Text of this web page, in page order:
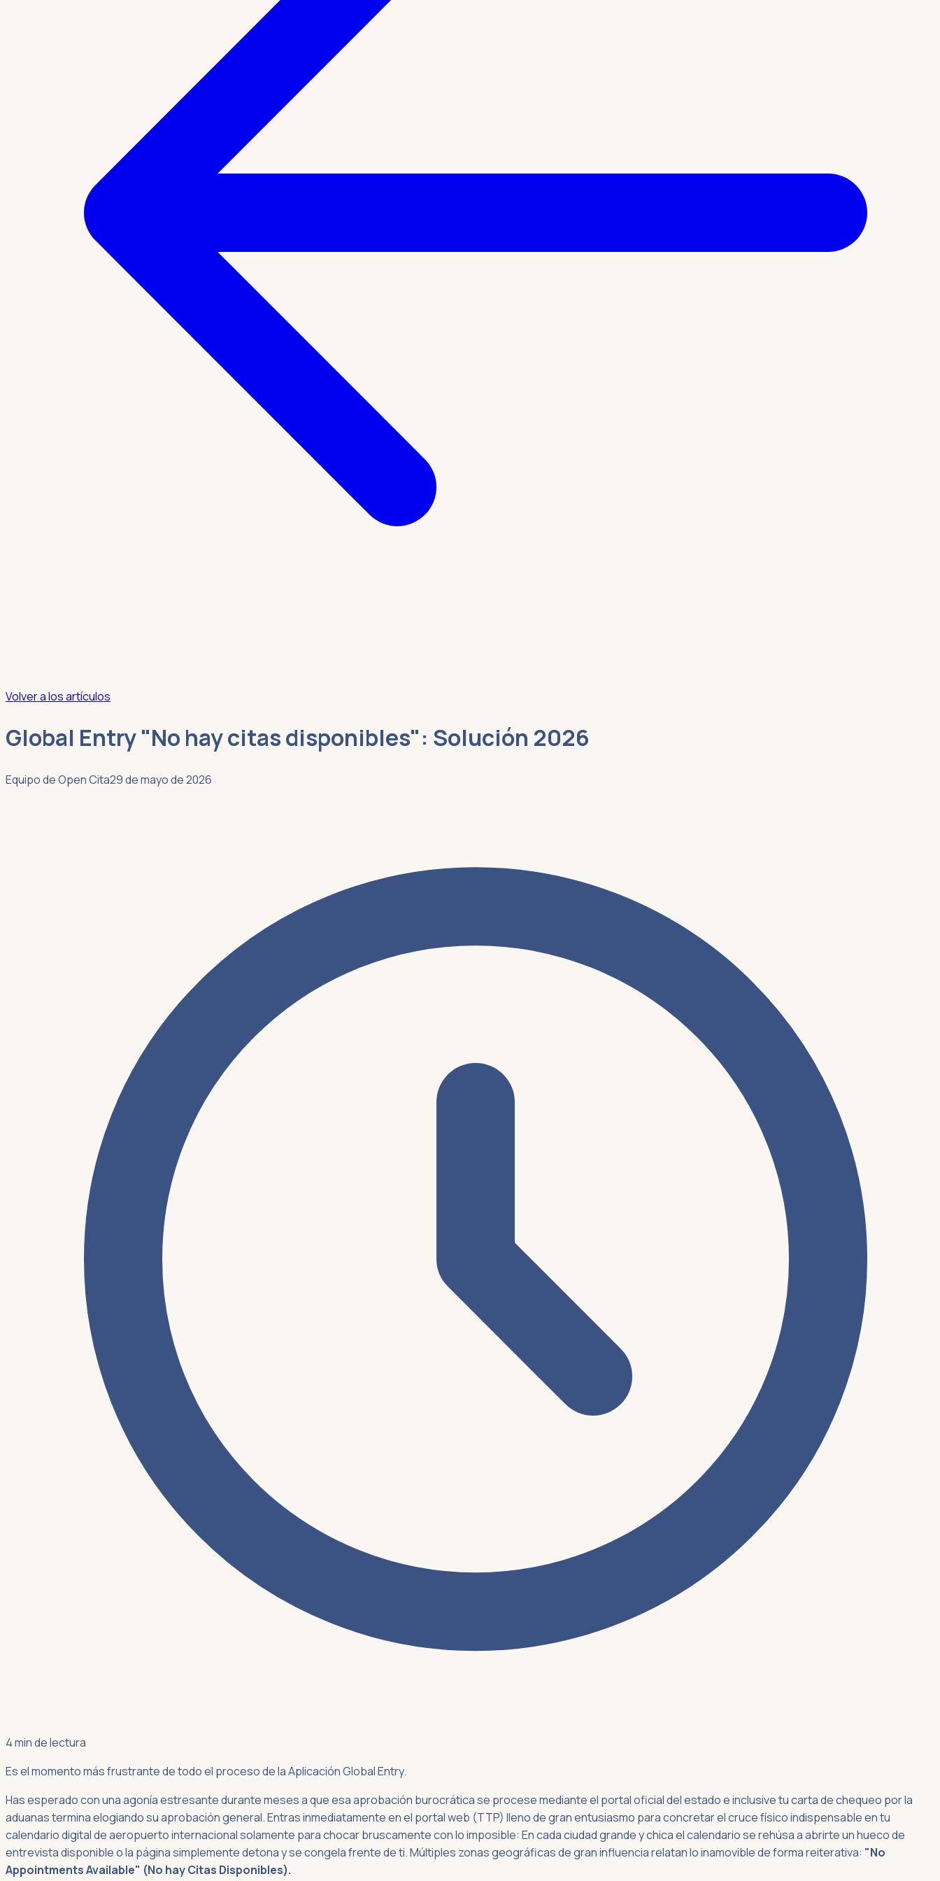
Volver a los artículos
Global Entry "No hay citas disponibles": Solución 2026
Equipo de Open Cita29 de mayo de 2026
4 min de lectura
Es el momento más frustrante de todo el proceso de la Aplicación Global Entry.
Has esperado con una agonía estresante durante meses a que esa aprobación burocrática se procese mediante el portal oficial del estado e inclusive tu carta de chequeo por la
aduanas termina elogiando su aprobación general. Entras inmediatamente en el portal web (TTP) lleno de gran entusiasmo para concretar el cruce físico indispensable en tu
calendario digital de aeropuerto internacional solamente para chocar bruscamente con lo imposible: En cada ciudad grande y chica el calendario se rehúsa a abrirte un hueco de
entrevista disponible o la página simplemente detona y se congela frente de ti. Múltiples zonas geográficas de gran influencia relatan lo inamovible de forma reiterativa: "No
Appointments Available" (No hay Citas Disponibles).